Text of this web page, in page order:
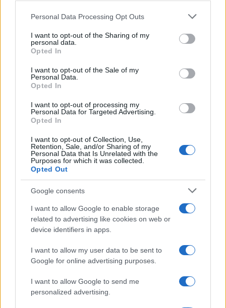
Please note that this website/app uses one or more Google
not limited to your visit or usage behaviour. You may click to
grant or deny consent to Google and its third-party tags to
use your data for below specified purposes in below Google
consent section.
Personal Data Processing Opt Outs
I want to opt-out of the Sharing of my
personal data.
Opted In
I want to opt-out of the Sale of my
Personal Data.
Opted In
I want to opt-out of processing my
Personal Data for Targeted Advertising.
Opted In
I want to opt-out of Collection, Use,
Retention, Sale, and/or Sharing of my
Personal Data that Is Unrelated with the
Purposes for which it was collected.
Opted Out
Google consents
I want to allow Google to enable storage
related to advertising like cookies on web or
device identifiers in apps.
I want to allow my user data to be sent to
Google for online advertising purposes.
I want to allow Google to send me
personalized advertising.
cliccandoqui
TEMI: Mercatino Palau
Notizie Sardegna
Palau 2026
i tuoi video e le tue foto
Su WhatsApp al numero +39
Notizie in tempo reale?
Entra nel canale telegram di
GalluraOggi.it
Ricevi le nostre ultime news
daGoogle News